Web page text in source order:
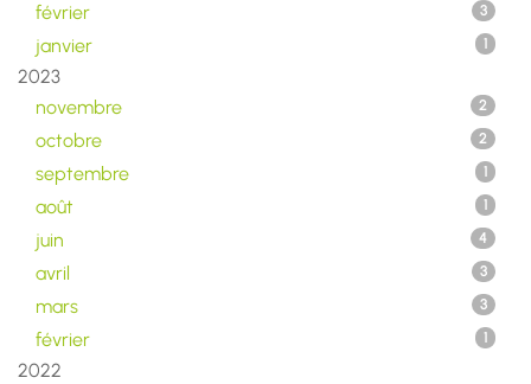
février 3
janvier 1
2023
novembre
2
octobre 2
septembre 1
août 1
juin 4
avril 3
mars 3
février 1
2022